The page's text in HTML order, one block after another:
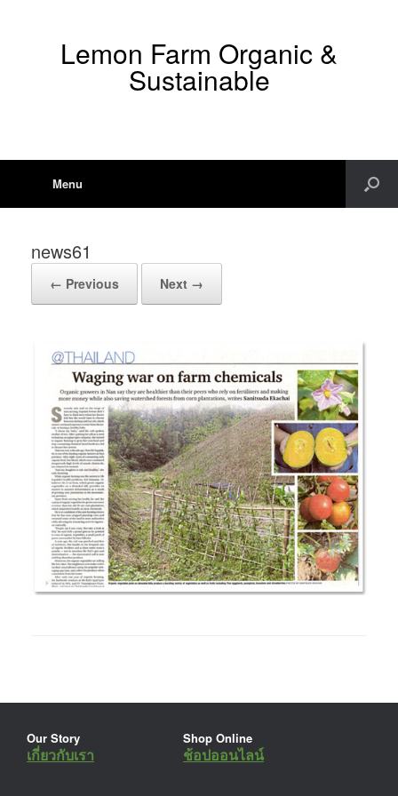
Lemon Farm Organic &
Sustainable
Menu
news61
← Previous Next →
Our Story
เกี่ยวกับเรา
Shop Online
ช้อปออนไลน์